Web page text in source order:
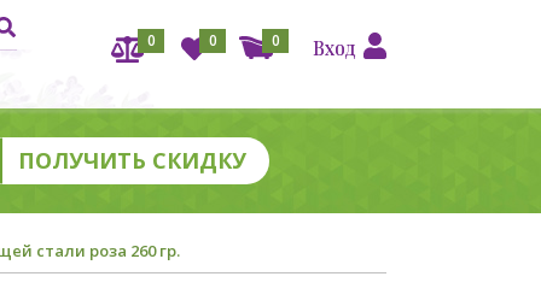
Вход
0
0
0
стали роза 260 гр.